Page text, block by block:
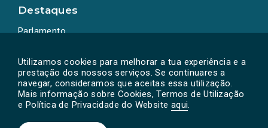
Utilizamos cookies para melhorar a tua experiência e a
prestação dos nossos serviços. Se continuares a
navegar, consideramos que aceitas essa utilização.
Mais informação sobre Cookies, Termos de Utilização
e Política de Privacidade do Website aqui.
Destaques
Parlamento